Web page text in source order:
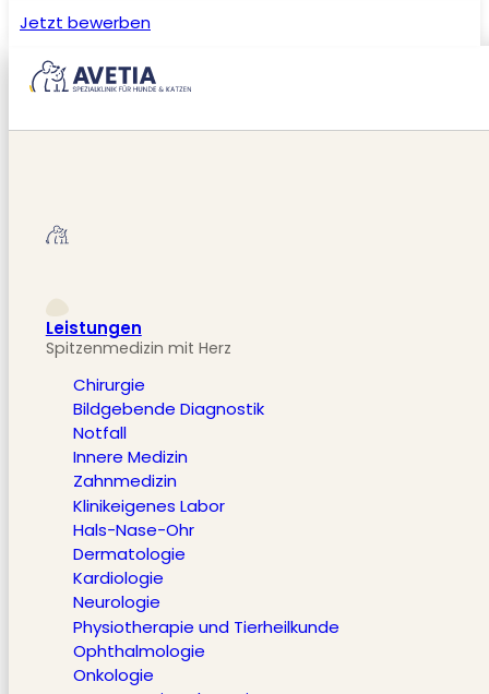
Jetzt bewerben
Leistungen
Spitzenmedizin mit Herz
Chirurgie
Bildgebende Diagnostik
Notfall
Innere Medizin
Zahnmedizin
Klinikeigenes Labor
Hals-Nase-Ohr
Dermatologie
Kardiologie
Neurologie
Physiotherapie und Tierheilkunde
Ophthalmologie
Onkologie